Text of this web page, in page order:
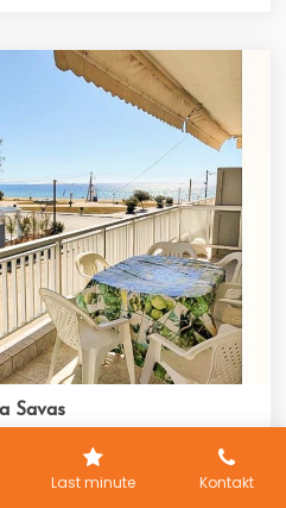
Savas
Grčka apartmani
Last minute Kontakt